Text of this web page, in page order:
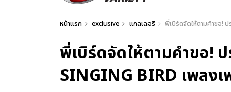
หน้าแรก exclusive แกลเลอรี พี่เบิร์ดจัดให้ตามคำขอ!
พี่เบิร์ดจัดให้ตามคำขอ!
SINGING BIRD เพลงเ